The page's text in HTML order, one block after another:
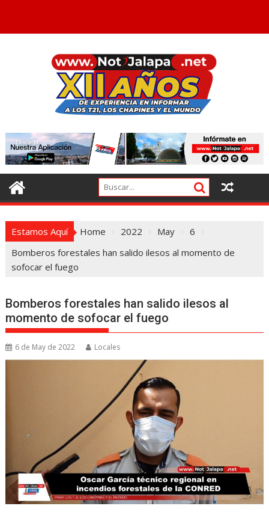
Estamos Aquí Home 2022 May
6
Bomberos forestales han salido ilesos al momento de
sofocar el fuego
Bomberos forestales han salido ilesos al
momento de sofocar el fuego
6 de May de 2022 Locales